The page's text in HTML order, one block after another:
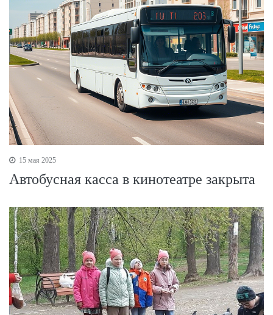
15 мая 2025
Автобусная касса в кинотеатре закрыта